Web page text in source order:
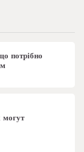
потрібно
могут